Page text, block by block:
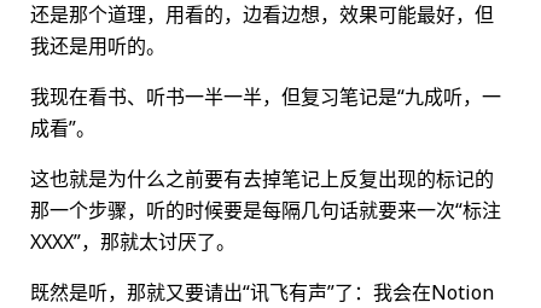
还是那个道理，用看的，边看边想，效果可能最好，但
我还是用听的。
我现在看书、听书一半一半，但复习笔记是“九成听，一
成看”。
这也就是为什么之前要有去掉笔记上反复出现的标记的
那一个步骤，听的时候要是每隔几句话就要来一次“标注
XXXX”，那就太讨厌了。
既然是听，那就又要请出“讯飞有声”了：我会在Notion